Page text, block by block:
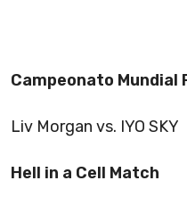
Campeonato Mundial
Liv Morgan vs. IYO SKY
Hell in a Cell Match